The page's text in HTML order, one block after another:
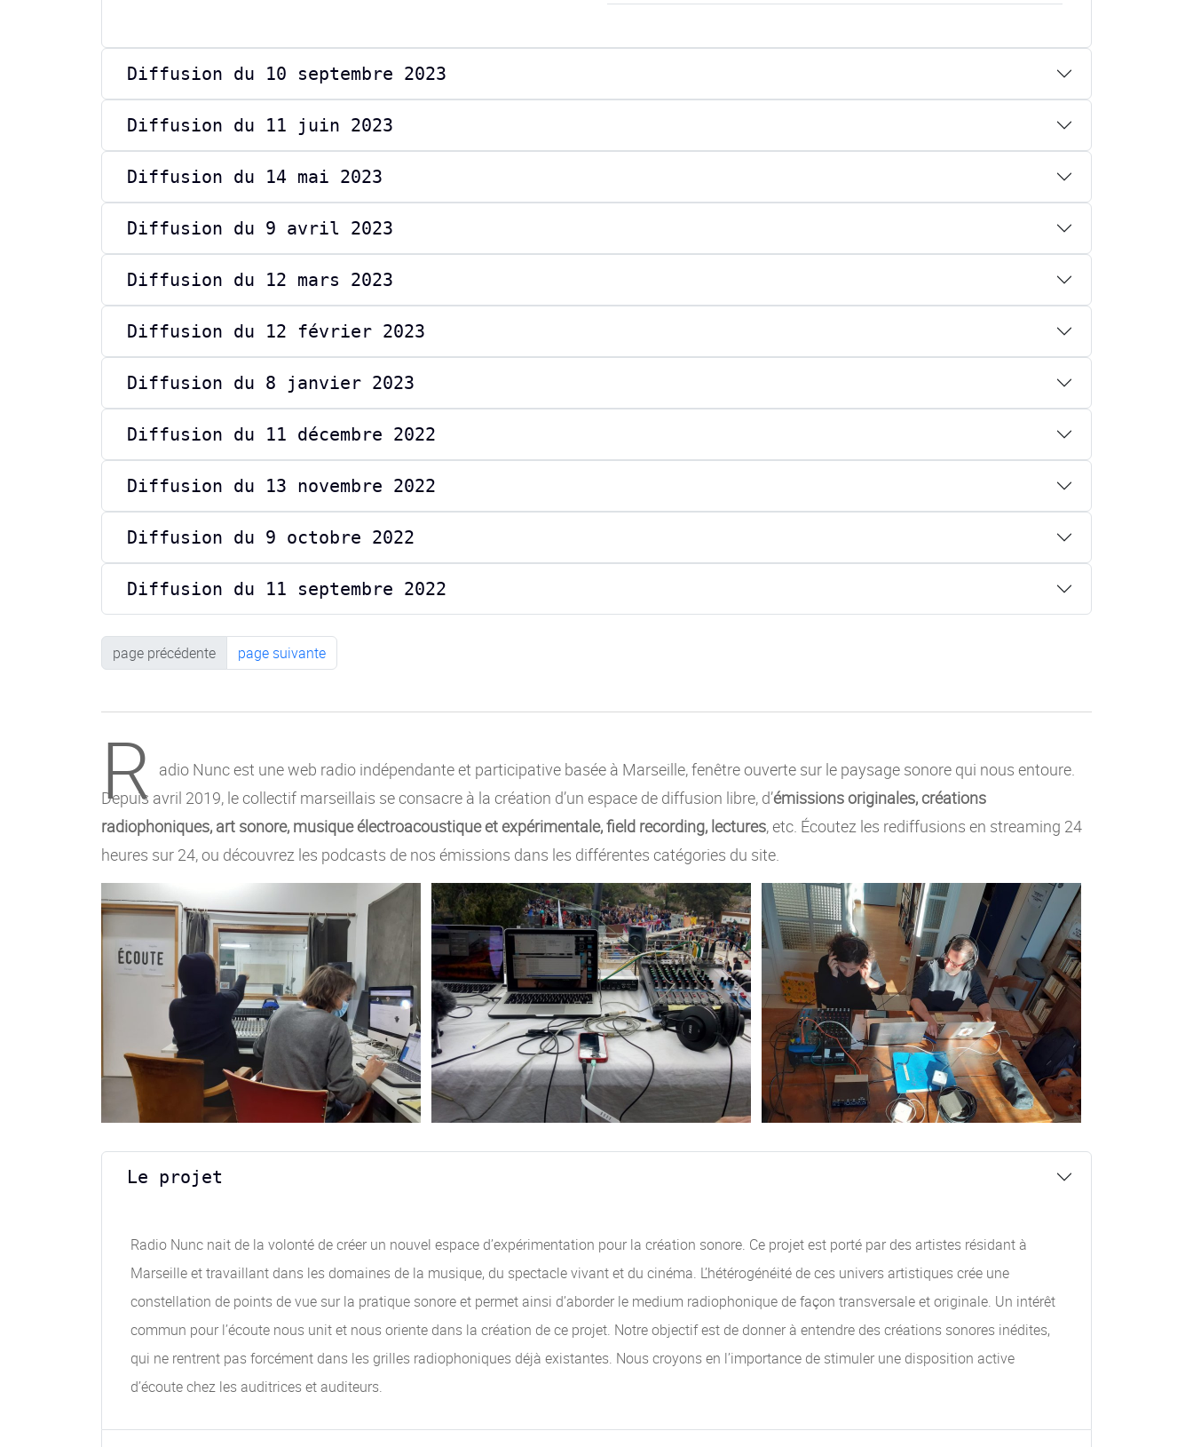
Diffusion du 10 septembre 2023
Diffusion du 11 juin 2023
Diffusion du 14 mai 2023
Diffusion du 9 avril 2023
Diffusion du 12 mars 2023
Diffusion du 12 février 2023
Diffusion du 8 janvier 2023
Diffusion du 11 décembre 2022
Diffusion du 13 novembre 2022
Diffusion du 9 octobre 2022
Diffusion du 11 septembre 2022
page précédente page suivante
R adio Nunc est une web radio indépendante et participative basée à Marseille, fenêtre ouverte sur le paysage sonore qui nous entoure.
Depuis avril 2019, le collectif marseillais se consacre à la création d’un espace de diffusion libre, d’émissions originales, créations
radiophoniques, art sonore, musique électroacoustique et expérimentale, field recording, lectures, etc. Écoutez les rediffusions en streaming 24
heures sur 24, ou découvrez les podcasts de nos émissions dans les différentes catégories du site.
Le projet
Radio Nunc nait de la volonté de créer un nouvel espace d’expérimentation pour la création sonore. Ce projet est porté par des artistes résidant à
Marseille et travaillant dans les domaines de la musique, du spectacle vivant et du cinéma. L’hétérogénéité de ces univers artistiques crée une
constellation de points de vue sur la pratique sonore et permet ainsi d’aborder le medium radiophonique de façon transversale et originale. Un intérêt
commun pour l’écoute nous unit et nous oriente dans la création de ce projet. Notre objectif est de donner à entendre des créations sonores inédites,
qui ne rentrent pas forcément dans les grilles radiophoniques déjà existantes. Nous croyons en l’importance de stimuler une disposition active
d’écoute chez les auditrices et auditeurs.